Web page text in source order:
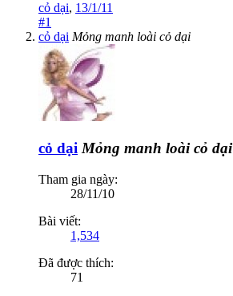
cỏ dại, 13/1/11
#1
cỏ dại Mỏng manh loài cỏ dại
cỏ dại Mỏng manh loài cỏ dại
Tham gia ngày:
28/11/10
Bài viết:
1,534
Đã được thích:
71